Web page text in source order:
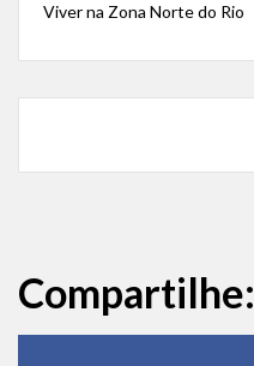
Viver na Zona Norte do Rio
Compartilhe: